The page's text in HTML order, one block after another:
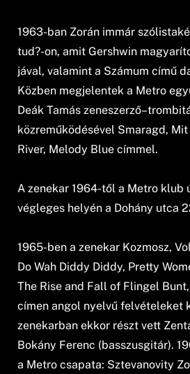
1963-ban Zorán immár
tud?-on, amit Gershwin
jával, valamint a Számum című
Közben megjelentek a Metro
Deák Tamás
közreműködésével Smaragd,
River, Melody Blue címmel.
A zenekar 1964-től a Metro klub
végleges helyén a Dohány utca
1965-ben a zenekar Kozmosz,
Do Wah Diddy Diddy, Pretty
The Rise and Fall of Flingel
címen angol nyelvű felvételeket
zenekarban ekkor részt vett
Bokány Ferenc (basszusgitár).
a Metro csapata: Sztevanovity